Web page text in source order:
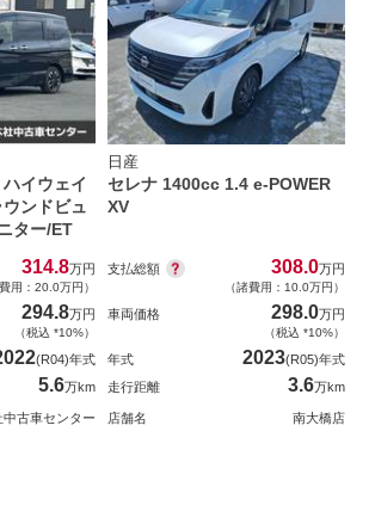
イウェイ
ンドビュ
ター/ET
314.8万円
費用：20.0万円）
294.8万円
（税込 *10%）
(R04)年式
5.6万km
中古車センター
日産
セレナ 1400cc 1.4 e-POWER
XV
支払総額 308.0万円
（諸費用：10.0万円）
車両価格 298.0万円
（税込 *10%）
年式 2023(R05)年式
走行距離
3.6万km
店舗名 南大橋店